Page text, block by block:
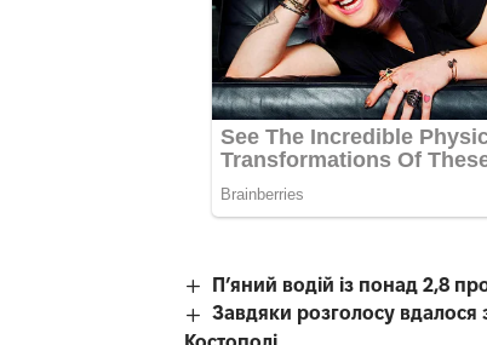
П’яний водій із понад 2,8
Завдяки розголосу вдалося